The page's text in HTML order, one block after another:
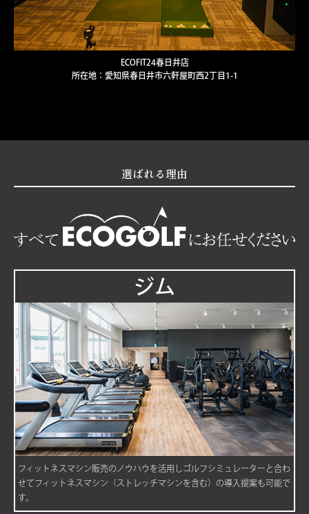
ECOFIT24春日井店
所在地：愛知県春日井市六軒屋町西2丁目1-1
選ばれる理由
ジム
フィットネスマシン販売のノウハウを活用しゴルフシミュレーターと合わ
せてフィットネスマシン（ストレッチマシンを含む）の導入提案も可能で
す。